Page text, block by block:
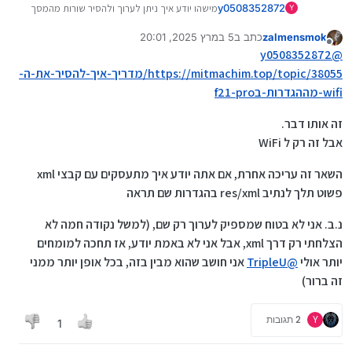
Y
y0508352872מישהו יודע איך ניתן לערוך ולהסיר שורות מהמסך
Jelli 2 ,f21 pro אותו עיקרון אני רוצה להסיר את
שאר ההגדרות.
מנותק
zalmensmokכתב ב5 במרץ 2025, 20:01
נערך לאחרונה על ידי zalmensmok 3 במאי 2025, 20:06
@
y0508352872
https://mitmachim.top/topic/38055/מדריך-איך-להסיר-את-ה-
wifi-מההגדרות-בf21-pro
זה אותו דבר.
אבל זה רק ל WiFi
השאר זה עריכה אחרת, אם אתה יודע איך מתעסקים עם קבצי xml
פשוט תלך לנתיב res/xml בהגדרות שם תראה
נ.ב. אני לא בטוח שמספיק לערוך רק שם, (למשל נקודה חמה לא
הצלחתי רק דרך xml, אבל אני לא באמת יודע, אז תחכה למומחים
יותר אולי@
TripleUאני חושב שהוא מבין בזה, בכל אופן יותר ממני
זה ברור)
Y 2 תגובות 1